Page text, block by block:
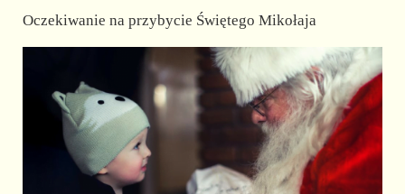
Oczekiwanie na przybycie Świętego Mikołaja